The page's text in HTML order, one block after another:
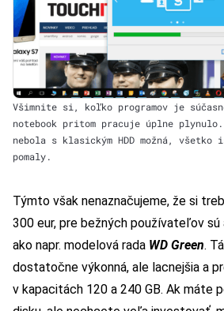
Všimnite si, koľko programov je
notebook pritom pracuje úplne
nebola s klasickým HDD možná,
pomaly.
Týmto však nenaznačujeme, že si
300 eur, pre bežných používateľov sú
ako napr. modelová rada WD Green.
dostatočne výkonná, ale lacnejšia a
v kapacitách 120 a 240 GB. Ak máte